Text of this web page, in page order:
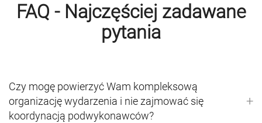
FAQ - Najczęściej zadawane
pytania
Czy mogę powierzyć Wam kompleksową
organizację wydarzenia i nie zajmować się
koordynacją podwykonawców?
+